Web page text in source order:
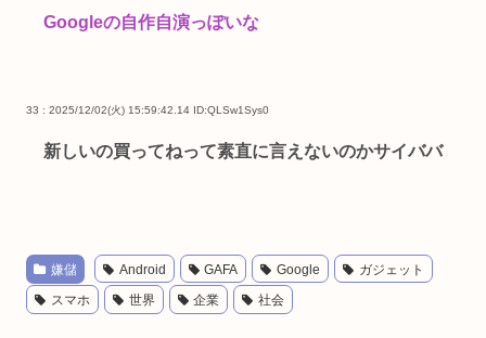
Googleの自作自演っぽいな
33 : 2025/12/02(火) 15:59:42.14 ID:QLSw1Sys0
新しいの買ってねって素直に言えないのかサイババ
嫌儲 Android GAFA Google ガジェット
スマホ 世界 企業 社会